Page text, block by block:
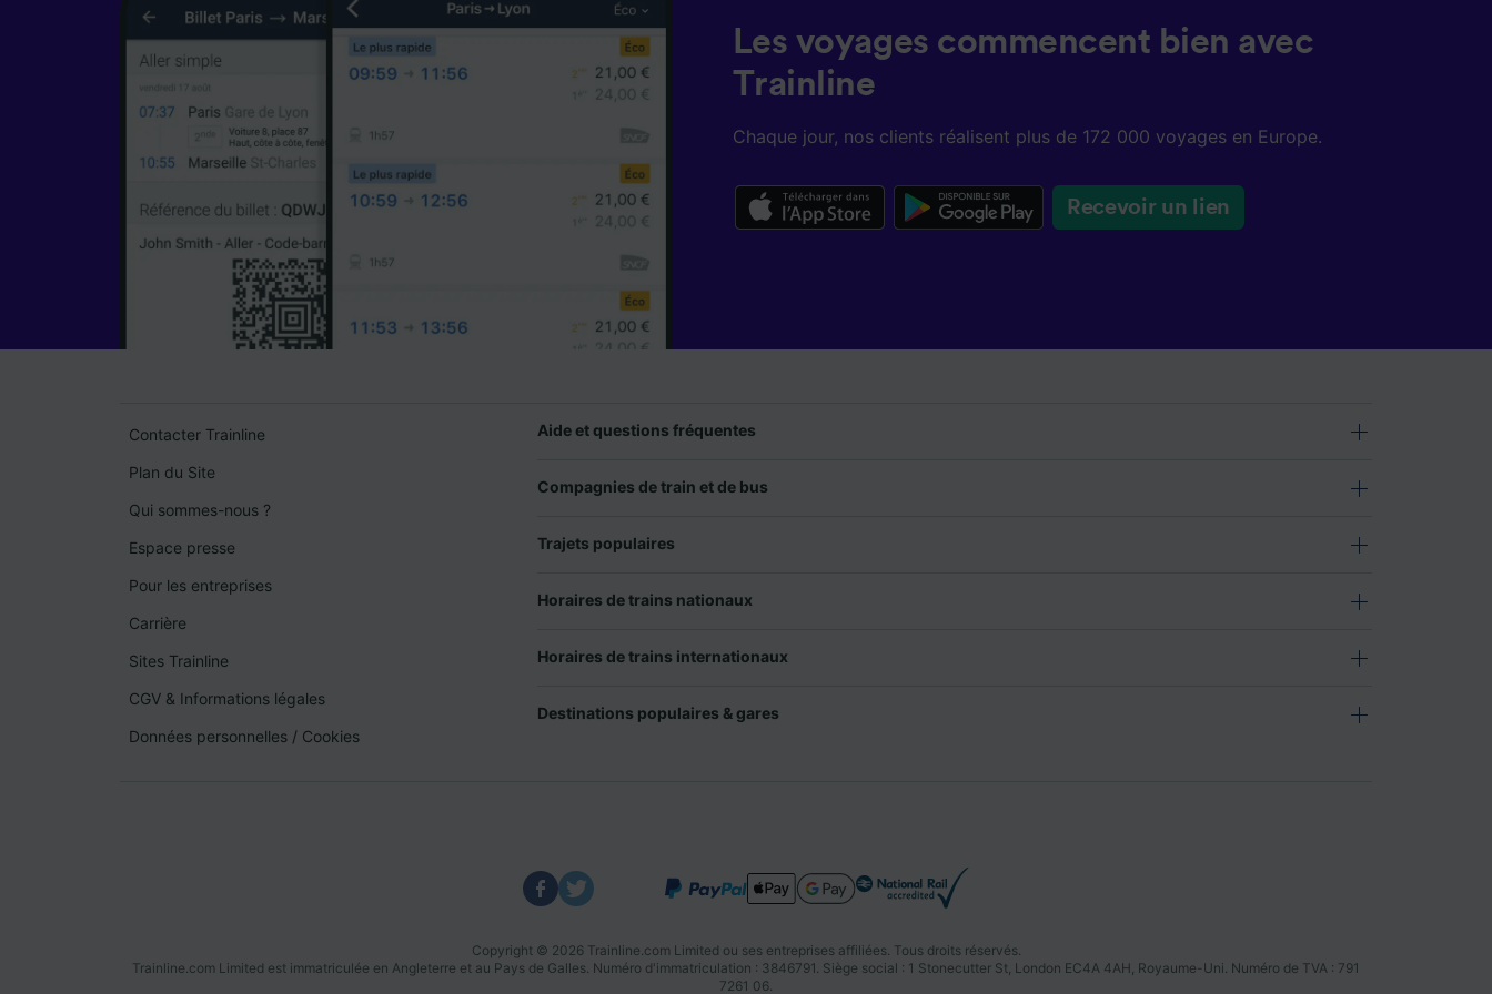
Les voyages commencent bien avec
Trainline
Chaque jour, nos clients réalisent plus de 172 000 voyages en Europe.
Recevoir un lien
Contacter Trainline
Plan du Site
Qui sommes-nous ?
Espace presse
Pour les entreprises
Carrière
Sites Trainline
CGV & Informations légales
Données personnelles / Cookies
Aide et questions fréquentes
Compagnies de train et de bus
Trajets populaires
Horaires de trains nationaux
Horaires de trains internationaux
Destinations populaires & gares
Copyright © 2026 Trainline.com Limited ou ses entreprises affiliées. Tous droits réservés.
Trainline.com Limited est immatriculée en Angleterre et au Pays de Galles. Numéro d'immatriculation : 3846791. Siège social : 1 Stonecutter St, London EC4A 4AH, Royaume-Uni. Numéro de TVA : 791
7261 06.